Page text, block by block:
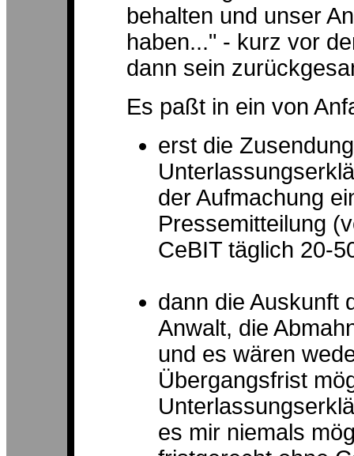
behalten und unser
haben..." - kurz vor
dann sein
Es paßt in ein von
erst die
der Aufmachung
Pressemitteilung
CeBIT täglich 20-
dann die Auskunft
Anwalt, die
und es wären
Übergangsfrist
es mir niemals